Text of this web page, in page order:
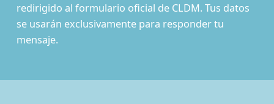
redirigido al formulario oficial de CLDM. Tus datos
se usarán exclusivamente para responder tu
mensaje.